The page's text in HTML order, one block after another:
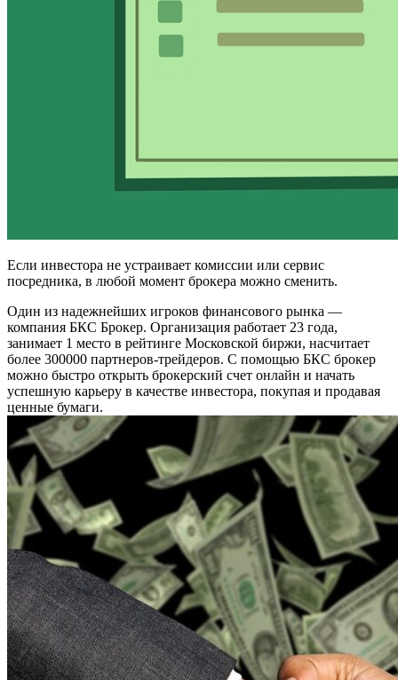
Если инвестора не устраивает комиссии или сервис
посредника, в любой момент брокера можно сменить.
Один из надежнейших игроков финансового рынка —
компания БКС Брокер. Организация работает 23 года,
занимает 1 место в рейтинге Московской биржи, насчитает
более 300000 партнеров-трейдеров. С помощью БКС брокер
можно быстро открыть брокерский счет онлайн и начать
успешную карьеру в качестве инвестора, покупая и продавая
ценные бумаги.